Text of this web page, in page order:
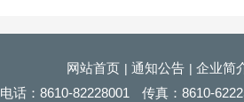
网站首页 |通知公告 |企业简
电话：8610-82228001 传真：8610-